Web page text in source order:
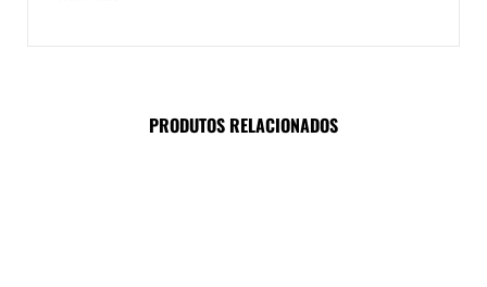
PRODUTOS RELACIONADOS